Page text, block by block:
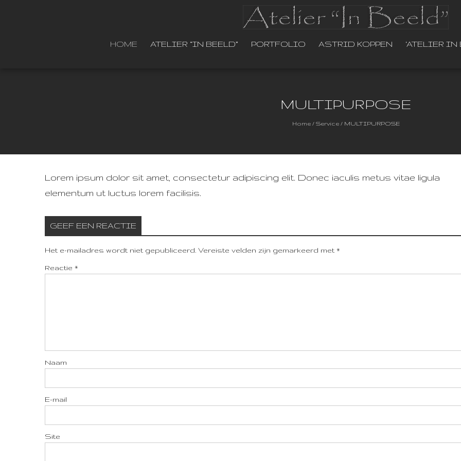
HOME ATELIER “IN BEELD” PORTFOLIO ASTRID KOPPEN ‘ATELIER IN
MULTIPURPOSE
Home/ Service/ MULTIPURPOSE
Lorem ipsum dolor sit amet, consectetur adipiscing elit. Donec iaculis metus vitae ligula
elementum ut luctus lorem facilisis.
GEEF EEN REACTIE
Het e-mailadres wordt niet gepubliceerd. Vereiste velden zijn gemarkeerd met *
Reactie *
Naam
E-mail
Site